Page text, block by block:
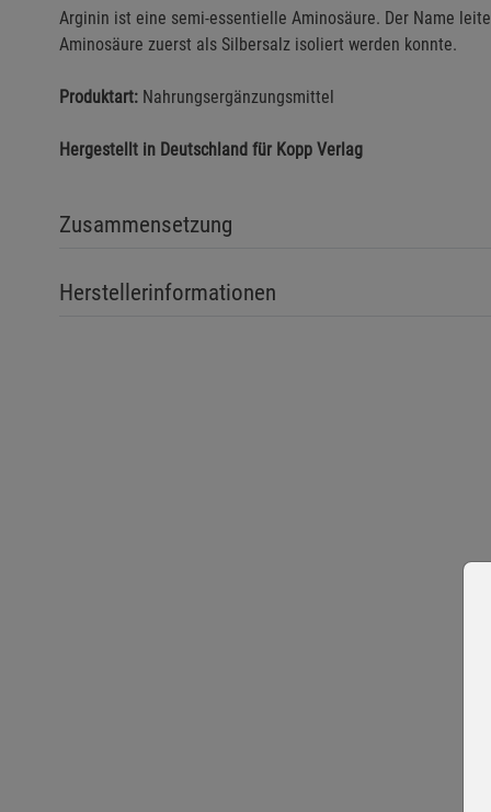
Arginin ist eine semi-essentielle Aminosäure. Der Name
Aminosäure zuerst als Silbersalz isoliert werden konnte.
Produktart: Nahrungsergänzungsmittel
Hergestellt in Deutschland für Kopp Verlag
Zusammensetzung
Herstellerinformationen